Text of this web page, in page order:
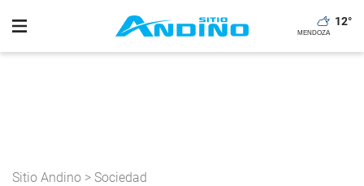
12°
Sitio Andino > Sociedad